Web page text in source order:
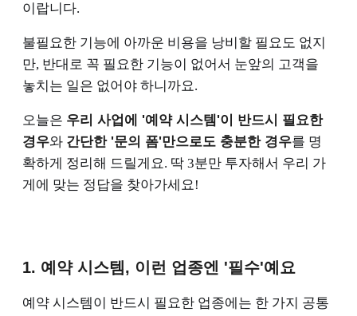
이랍니다.
불필요한 기능에 아까운 비용을 낭비할 필요도 없지
만, 반대로 꼭 필요한 기능이 없어서 눈앞의 고객을
놓치는 일은 없어야 하니까요.
오늘은 우리 사업에 '예약 시스템'이 반드시 필요한
경우와 간단한 '문의 폼'만으로도 충분한 경우를 명
확하게 정리해 드릴게요. 딱 3분만 투자해서 우리 가
게에 맞는 정답을 찾아가세요!
1. 예약 시스템, 이런 업종엔 '필수'예요
예약 시스템이 반드시 필요한 업종에는 한 가지 공통